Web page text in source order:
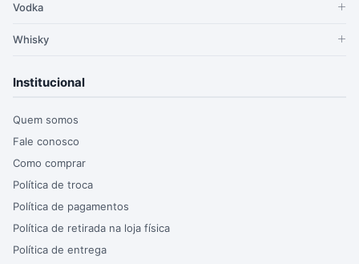
Vodka
Whisky
Institucional
Quem somos
Fale conosco
Como comprar
Política de troca
Política de pagamentos
Política de retirada na loja física
Política de entrega